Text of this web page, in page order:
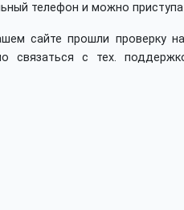
телефон и можно
сайте прошли проверку
связаться с тех.